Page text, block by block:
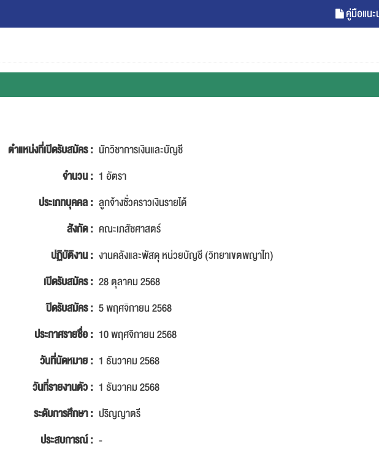
คู่มือแน
ตำแหน่งที่เปิดรับสมัคร : นักวิชาการเงินและบัญชี
จำนวน : 1 อัตรา
ประเภทบุคคล : ลูกจ้างชั่วคราวเงินรายได้
สังกัด : คณะเภสัชศาสตร์
ปฏิบัติงาน : งานคลังและพัสดุ หน่วยบัญชี (วิทยาเขตพญาไท)
เปิดรับสมัคร : 28 ตุลาคม 2568
ปิดรับสมัคร : 5 พฤศจิกายน 2568
ประกาศรายชื่อ : 10 พฤศจิกายน 2568
วันที่นัดหมาย : 1 ธันวาคม 2568
วันที่รายงานตัว : 1 ธันวาคม 2568
ระดับการศึกษา : ปริญญาตรี
ประสบการณ์ : -